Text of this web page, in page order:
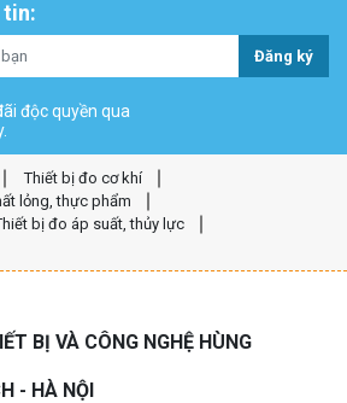
tin:
Đăng ký
độc quyền qua
Thiết bị đo cơ khí
lỏng, thực phẩm
bị đo áp suất, thủy lực
BỊ VÀ CÔNG NGHỆ HÙNG
- HÀ NỘI